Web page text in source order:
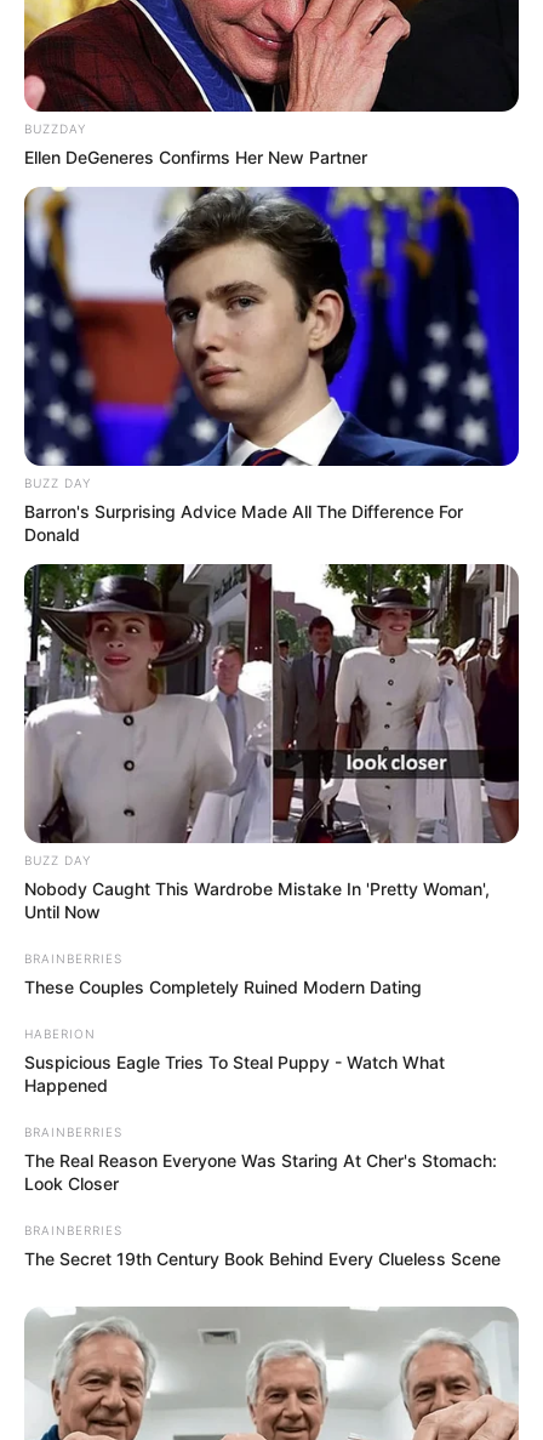
BUZZDAY
Ellen DeGeneres Confirms Her New Partner
BUZZ DAY
Barron's Surprising Advice Made All The Difference For
Donald
BUZZ DAY
Nobody Caught This Wardrobe Mistake In 'Pretty Woman',
Until Now
BRAINBERRIES
These Couples Completely Ruined Modern Dating
HABERION
Suspicious Eagle Tries To Steal Puppy - Watch What
Happened
BRAINBERRIES
The Real Reason Everyone Was Staring At Cher's Stomach:
Look Closer
BRAINBERRIES
The Secret 19th Century Book Behind Every Clueless Scene